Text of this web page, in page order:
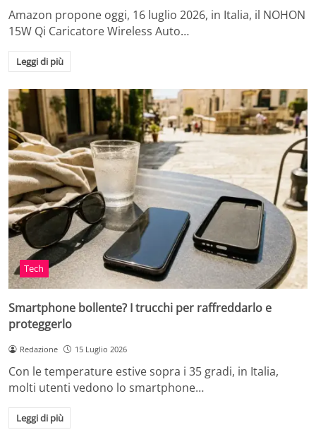
Amazon propone oggi, 16 luglio 2026, in Italia, il NOHON
15W Qi Caricatore Wireless Auto…
Leggi di più
Tech
Smartphone bollente? I trucchi per raffreddarlo e
proteggerlo
Redazione 15 Luglio 2026
Con le temperature estive sopra i 35 gradi, in Italia,
molti utenti vedono lo smartphone…
Leggi di più